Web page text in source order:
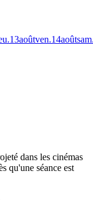
13aoûtven.14août
dans les cinémas
qu'une séance est